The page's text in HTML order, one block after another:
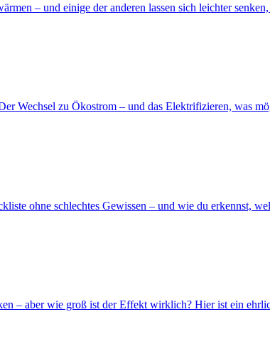
– und einige der anderen lassen sich leichter
Wechsel zu Ökostrom – und das Elektrifizieren, was
ohne schlechtes Gewissen – und wie du erkennst,
– aber wie groß ist der Effekt wirklich? Hier ist ein